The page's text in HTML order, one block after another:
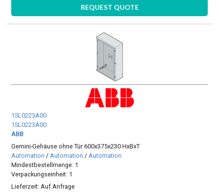
REQUEST QUOTE
1SL0223A00
1SL0223A00
ABB
Gemini-Gehäuse ohne Tür 600x375x230 HxBxT
Automation / Automation / Automation
Mindestbestellmenge: 1
Verpackungseinheit: 1
Lieferzeit:Auf Anfrage